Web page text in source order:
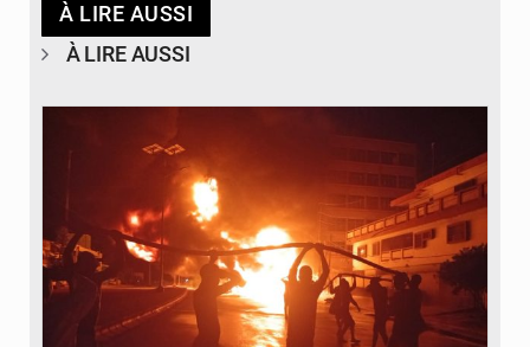
À LIRE AUSSI
À LIRE AUSSI